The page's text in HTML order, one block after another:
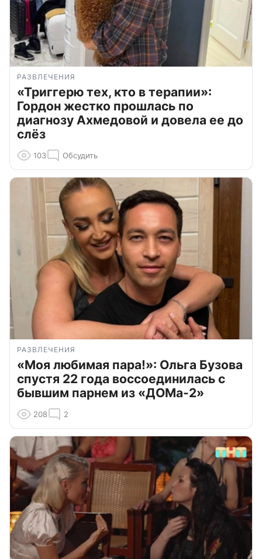
РАЗВЛЕЧЕНИЯ
«Триггерю тех, кто в терапии»:
Гордон жестко прошлась по
диагнозу Ахмедовой и довела ее до
слёз
103 Обсудить
РАЗВЛЕЧЕНИЯ
«Моя любимая пара!»: Ольга Бузова
спустя 22 года воссоединилась с
бывшим парнем из «ДОМа-2»
208 2